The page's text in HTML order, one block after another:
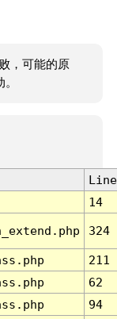
，可能的原
Line
14
324
211
62
94